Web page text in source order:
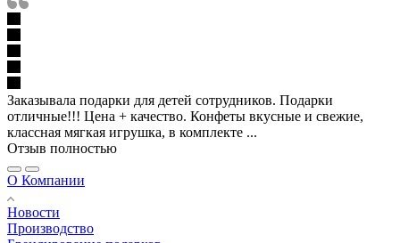
Заказывала подарки для детей сотрудников. Подарки
отличные!!! Цена + качество. Конфеты вкусные и свежие,
классная мягкая игрушка, в комплекте ...
Отзыв полностью
О Компании
Новости
Производство